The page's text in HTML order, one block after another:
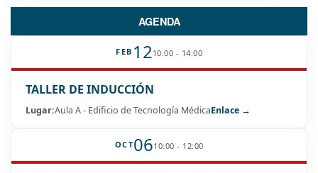
AGENDA
FEB 1210:00 - 14:00
TALLER DE INDUCCIÓN
Lugar:Aula A - Edificio de Tecnología MédicaEnlace →
OCT0610:00 - 12:00